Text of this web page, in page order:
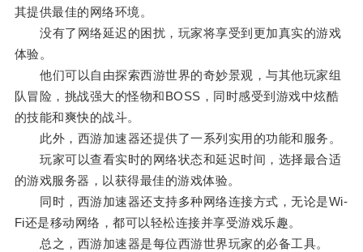
其提供最佳的网络环境。
没有了网络延迟的困扰，玩家将享受到更加真实的游戏
体验。
他们可以自由探索西游世界的奇妙景观，与其他玩家组
队冒险，挑战强大的怪物和BOSS，同时感受到游戏中炫酷
的技能和爽快的战斗。
此外，西游加速器还提供了一系列实用的功能和服务。
玩家可以查看实时的网络状态和延迟时间，选择最合适
的游戏服务器，以获得最佳的游戏体验。
同时，西游加速器还支持多种网络连接方式，无论是Wi-
Fi还是移动网络，都可以轻松连接并享受游戏乐趣。
总之，西游加速器是每位西游世界玩家的必备工具。